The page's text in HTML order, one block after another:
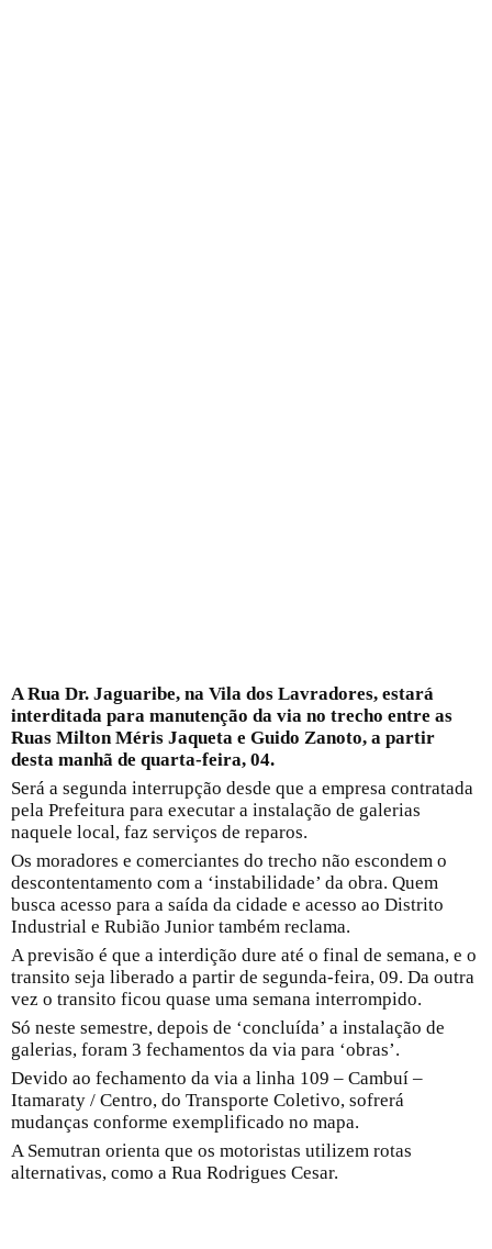
A Rua Dr. Jaguaribe, na Vila dos Lavradores, estará
interditada para manutenção da via no trecho entre as
Ruas Milton Méris Jaqueta e Guido Zanoto, a partir
desta manhã de quarta-feira, 04.
Será a segunda interrupção desde que a empresa contratada
pela Prefeitura para executar a instalação de galerias
naquele local, faz serviços de reparos.
Os moradores e comerciantes do trecho não escondem o
descontentamento com a ‘instabilidade’ da obra. Quem
busca acesso para a saída da cidade e acesso ao Distrito
Industrial e Rubião Junior também reclama.
A previsão é que a interdição dure até o final de semana, e o
transito seja liberado a partir de segunda-feira, 09. Da outra
vez o transito ficou quase uma semana interrompido.
Só neste semestre, depois de ‘concluída’ a instalação de
galerias, foram 3 fechamentos da via para ‘obras’.
Devido ao fechamento da via a linha 109 – Cambuí –
Itamaraty / Centro, do Transporte Coletivo, sofrerá
mudanças conforme exemplificado no mapa.
A Semutran orienta que os motoristas utilizem rotas
alternativas, como a Rua Rodrigues Cesar.